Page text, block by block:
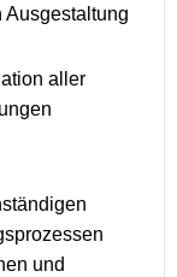
aller
und